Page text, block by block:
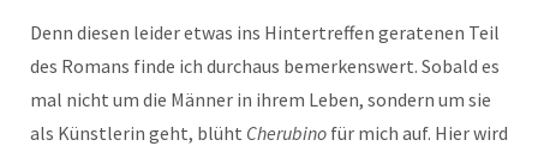
Denn diesen leider etwas ins Hintertreffen geratenen Teil
des Romans finde ich durchaus bemerkenswert. Sobald es
mal nicht um die Männer in ihrem Leben, sondern um sie
als Künstlerin geht, blüht Cherubino für mich auf. Hier wird